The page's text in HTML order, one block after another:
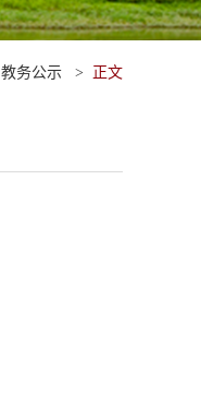
教务公示 > 正文